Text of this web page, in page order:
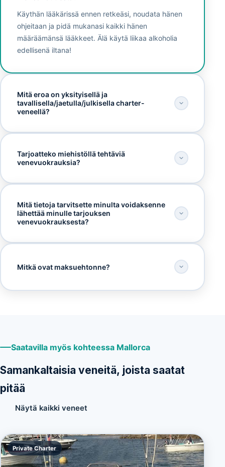
Käythän lääkärissä ennen retkeäsi, noudata hänen
ohjeitaan ja pidä mukanasi kaikki hänen
määräämänsä lääkkeet. Älä käytä liikaa alkoholia
edellisenä iltana!
Mitä eroa on yksityisellä ja
tavallisella/jaetulla/julkisella charter-
veneellä?
Tarjoatteko miehistöllä tehtäviä
venevuokrauksia?
Mitä tietoja tarvitsette minulta voidaksenne
lähettää minulle tarjouksen
venevuokrauksesta?
Mitkä ovat maksuehtonne?
Saatavilla myös kohteessa Mallorca
Samankaltaisia veneitä, joista saatat
pitää
Näytä kaikki veneet
Private Charter